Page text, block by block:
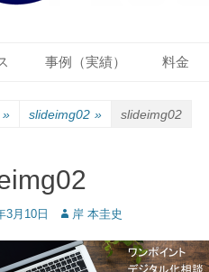
Menu事例（実績） 料金
» slideimg02 » slideimg02
3月10日 Author
岸 本圭史